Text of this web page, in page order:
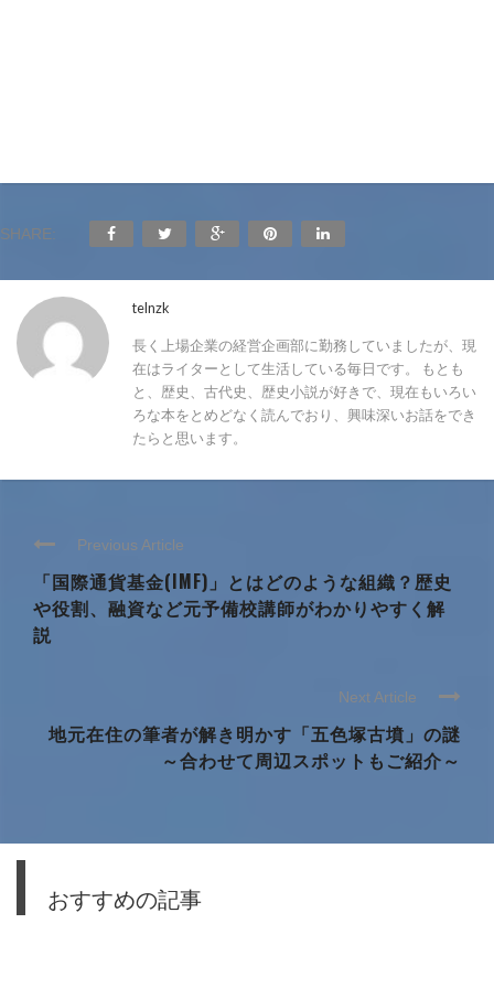
SHARE:
telnzk
長く上場企業の経営企画部に勤務していましたが、現
在はライターとして生活している毎日です。 もとも
と、歴史、古代史、歴史小説が好きで、現在もいろい
ろな本をとめどなく読んでおり、興味深いお話をでき
たらと思います。
Previous Article
「国際通貨基金(IMF)」とはどのような組織？歴史
や役割、融資など元予備校講師がわかりやすく解
説
Next Article
地元在住の筆者が解き明かす「五色塚古墳」の謎
～合わせて周辺スポットもご紹介～
おすすめの記事